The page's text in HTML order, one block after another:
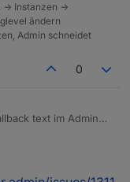
> Instanzen ->
ändern
Admin schneidet
0
text im Admin
Text anstelle
am besten dazu